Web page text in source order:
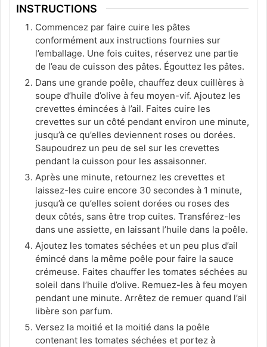
INSTRUCTIONS
Commencez par faire cuire les pâtes
conformément aux instructions fournies sur
l’emballage. Une fois cuites, réservez une partie
de l’eau de cuisson des pâtes. Égouttez les pâtes.
Dans une grande poêle, chauffez deux cuillères à
soupe d’huile d’olive à feu moyen-vif. Ajoutez les
crevettes émincées à l’ail. Faites cuire les
crevettes sur un côté pendant environ une minute,
jusqu’à ce qu’elles deviennent roses ou dorées.
Saupoudrez un peu de sel sur les crevettes
pendant la cuisson pour les assaisonner.
Après une minute, retournez les crevettes et
laissez-les cuire encore 30 secondes à 1 minute,
jusqu’à ce qu’elles soient dorées ou roses des
deux côtés, sans être trop cuites. Transférez-les
dans une assiette, en laissant l’huile dans la poêle.
Ajoutez les tomates séchées et un peu plus d’ail
émincé dans la même poêle pour faire la sauce
crémeuse. Faites chauffer les tomates séchées au
soleil dans l’huile d’olive. Remuez-les à feu moyen
pendant une minute. Arrêtez de remuer quand l’ail
libère son parfum.
Versez la moitié et la moitié dans la poêle
contenant les tomates séchées et portez à